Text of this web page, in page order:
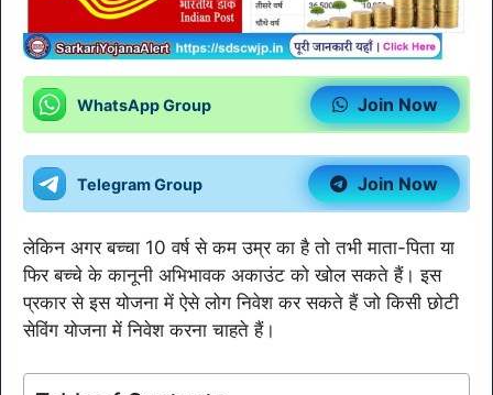
WhatsApp Group Join Now
Telegram Group Join Now
लेकिन अगर बच्चा 10 वर्ष से कम उम्र का है तो तभी माता-पिता या
फिर बच्चे के कानूनी अभिभावक अकाउंट को खोल सकते हैं। इस
प्रकार से इस योजना में ऐसे लोग निवेश कर सकते हैं जो किसी छोटी
सेविंग योजना में निवेश करना चाहते हैं।